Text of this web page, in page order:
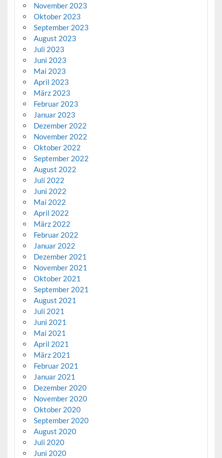
November 2023
Oktober 2023
September 2023
August 2023
Juli 2023
Juni 2023
Mai 2023
April 2023
März 2023
Februar 2023
Januar 2023
Dezember 2022
November 2022
Oktober 2022
September 2022
August 2022
Juli 2022
Juni 2022
Mai 2022
April 2022
März 2022
Februar 2022
Januar 2022
Dezember 2021
November 2021
Oktober 2021
September 2021
August 2021
Juli 2021
Juni 2021
Mai 2021
April 2021
März 2021
Februar 2021
Januar 2021
Dezember 2020
November 2020
Oktober 2020
September 2020
August 2020
Juli 2020
Juni 2020